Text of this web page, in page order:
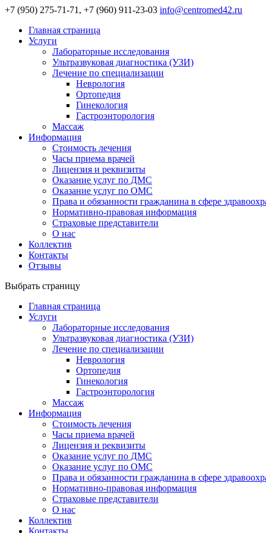
+7 (950) 275-71-71, +7 (960) 911-23-03 info@centromed42.ru
Главная страница
Услуги
Лабораторные исследования
Ультразвуковая диагностика (УЗИ)
Лечение по специализации
Неврология
Ортопедия
Гинекология
Гастроэнторология
Массаж
Информация
Стоимость лечения
Часы приема врачей
Лицензия и реквизиты
Оказание услуг по ДМС
Оказание услуг по ОМС
Права и обязанности гражданина в сфере
Нормативно-правовая информация
Страховые представители
О нас
Коллектив
Контакты
Отзывы
Выбрать страницу
Главная страница
Услуги
Лабораторные исследования
Ультразвуковая диагностика (УЗИ)
Лечение по специализации
Неврология
Ортопедия
Гинекология
Гастроэнторология
Массаж
Информация
Стоимость лечения
Часы приема врачей
Лицензия и реквизиты
Оказание услуг по ДМС
Оказание услуг по ОМС
Права и обязанности гражданина в сфере
Нормативно-правовая информация
Страховые представители
О нас
Коллектив
Контакты